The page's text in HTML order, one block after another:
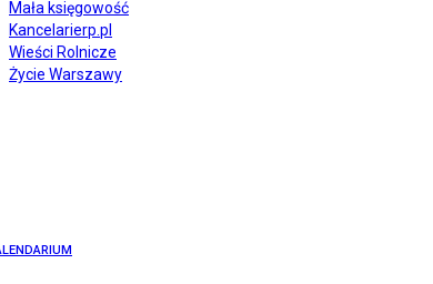
Mała księgowość
Kancelarierp.pl
Wieści Rolnicze
Życie Warszawy